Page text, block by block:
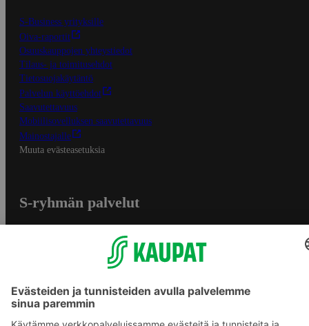
S-Business yrityksille
Oiva-raportit
Osuuskauppojen yhteystiedot
Tilaus- ja toimitusehdot
Tietosuojakäytäntö
Palvelun käyttöehdot
Saavutettavuus
Mobiilisovelluksen saavutettavuus
Mainostajalle
Muuta evästeasetuksia
S-ryhmän palvelut
S-ostoslista -sovellus
Prisma.fi
Sokos.fi